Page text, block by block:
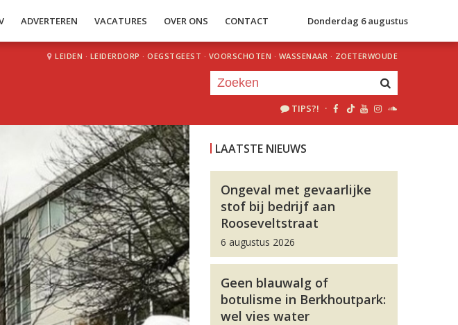
ADVERTEREN VACATURES OVER ONS CONTACT Donderdag 6 augustus
LEIDEN · LEIDERDORP · OEGSTGEEST · VOORSCHOTEN · WASSENAAR · ZOETERWOUDE
TIPS?! ·
LAATSTE NIEUWS
Ongeval met gevaarlijke
stof bij bedrijf aan
Rooseveltstraat
6 augustus 2026
Geen blauwalg of
botulisme in Berkhoutpark:
wel vies water